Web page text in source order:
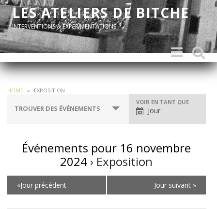
LES ATELIERS DE BITCHE
INTERVENTIONS & EXPERIMENTATIONS
Toggle
search
Toggle
navigation
HOME » EXPOSITION
TROUVER DES ÉVÉNEMENTS Navigation
par
l'affichage
événements
VOIR EN TANT QUE
Jour
Événements pour 16 novembre
2024› Exposition
Navigation
par
«Jour précédent Jour suivant »